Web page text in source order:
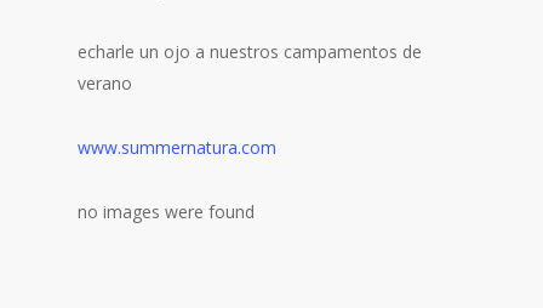
echarle un ojo a nuestros campamentos de
verano
www.summernatura.com
no images were found